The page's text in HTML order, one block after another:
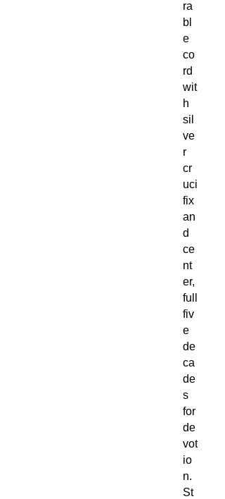
ra
bl
e
co
rd
wit
h
sil
ve
r
cr
uci
fix
an
d
ce
nt
er,
full
fiv
e
de
ca
de
s
for
de
vot
io
n.
St